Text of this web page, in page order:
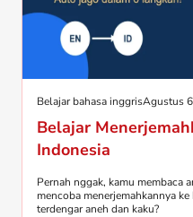
Belajar bahasa inggrisAgustus
Belajar
Indonesia
Pernah nggak, kamu membaca
mencoba menerjemahkannya
terdengar aneh dan kaku?